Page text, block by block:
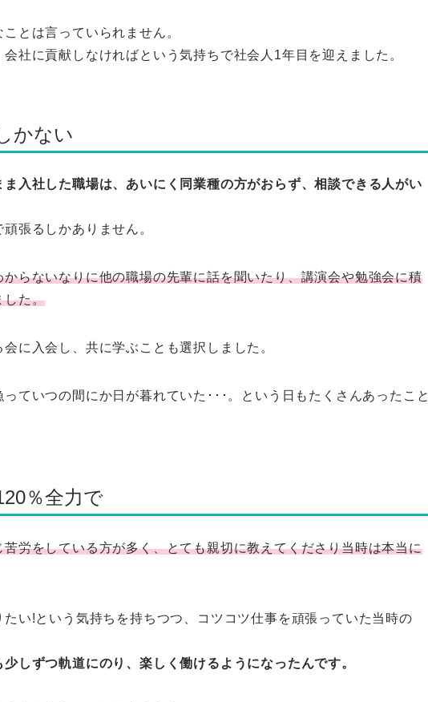
とは言っていられません。
社に貢献しなければという気持ちで社会人1年目を迎えました。
かない
入社した職場は、あいにく同業種の方がおらず、相談できる人がい
張るしかありません。
らないなりに他の職場の先輩に話を聞いたり、講演会や勉強会に積
した。
に入会し、共に学ぶことも選択しました。
ていつの間にか日が暮れていた･･･。という日もたくさんあったこと
％全力で
労をしている方が多く、とても親切に教えてくださり当時は本当に
たい!という気持ちを持ちつつ、コツコツ仕事を頑張っていた当時の
しずつ軌道にのり、楽しく働けるようになったんです。